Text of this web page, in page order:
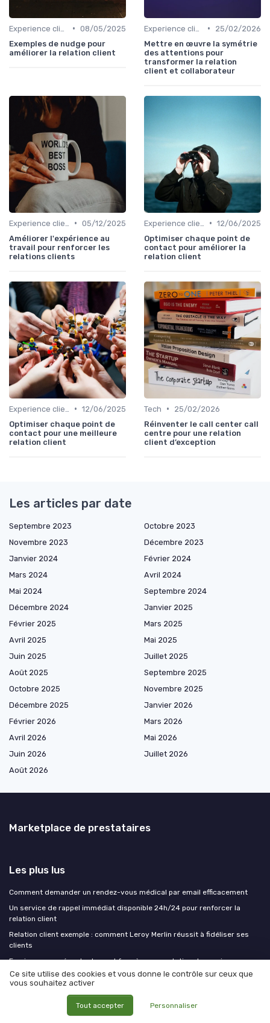
• 08/05/2025
Exemples de nudge pour
améliorer la relation client
•
25/02/2026
Mettre en œuvre la symétrie
des attentions pour
transformer la relation
client et collaborateur
• 05/12/2025
Améliorer l'expérience au
travail pour renforcer les
relations clients
• 12/06/2025
Optimiser chaque point de
contact pour améliorer la
relation client
• 12/06/2025
Optimiser chaque point de
contact pour une meilleure
relation client
Tech •
25/02/2026
Réinventer le call center call
centre pour une relation
client d’exception
Les articles par date
Septembre 2023
Octobre 2023
Novembre 2023
Décembre 2023
Janvier 2024
Février 2024
Mars 2024
Avril 2024
Mai 2024
Septembre 2024
Décembre 2024
Janvier 2025
Février 2025
Mars 2025
Avril 2025
Mai 2025
Juin 2025
Juillet 2025
Août 2025
Septembre 2025
Octobre 2025
Novembre 2025
Décembre 2025
Janvier 2026
Février 2026
Mars 2026
Avril 2026
Mai 2026
Juin 2026
Juillet 2026
Août 2026
Marketplace de prestataires
Les plus lus
Comment demander un rendez-vous médical par email efficacement
Un service de rappel immédiat disponible 24h/24 pour renforcer la
relation client
Relation client exemple : comment Leroy Merlin réussit à fidéliser ses
clients
Exprimer son mécontentement face à une prestation de service
insatisfaisante
Comment rédiger une lettre de mécontentement efficace
Les derniers articles
Ce site utilise des cookies et vous donne le contrôle sur ceux que
vous souhaitez activer
Tout accepter Personnaliser